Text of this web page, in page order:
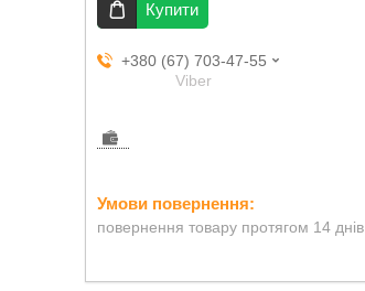
Купити
+380 (67) 703-47-55
Viber
повернення товару протягом 14 днів